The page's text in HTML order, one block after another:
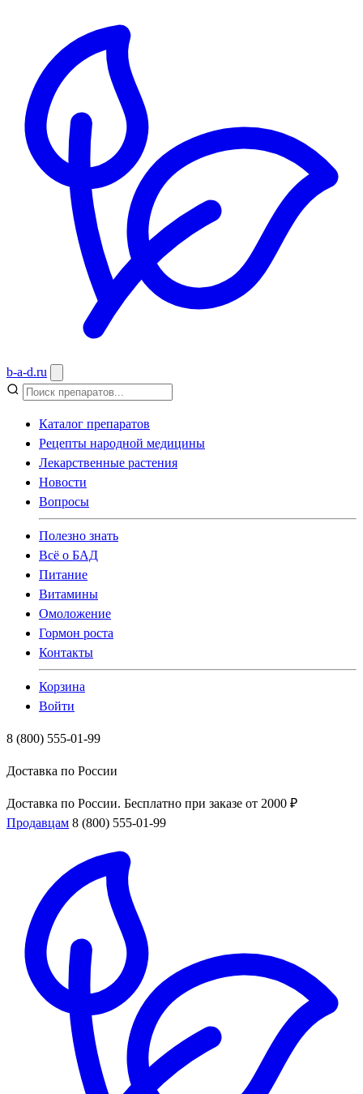
b-a-d.ru
Каталог препаратов
Рецепты народной медицины
Лекарственные растения
Новости
Вопросы
Полезно знать
Всё о БАД
Питание
Витамины
Омоложение
Гормон роста
Контакты
Корзина
Войти
8 (800) 555-01-99
Доставка по России
Доставка по России. Бесплатно при заказе от 2000 ₽
Продавцам 8 (800) 555-01-99